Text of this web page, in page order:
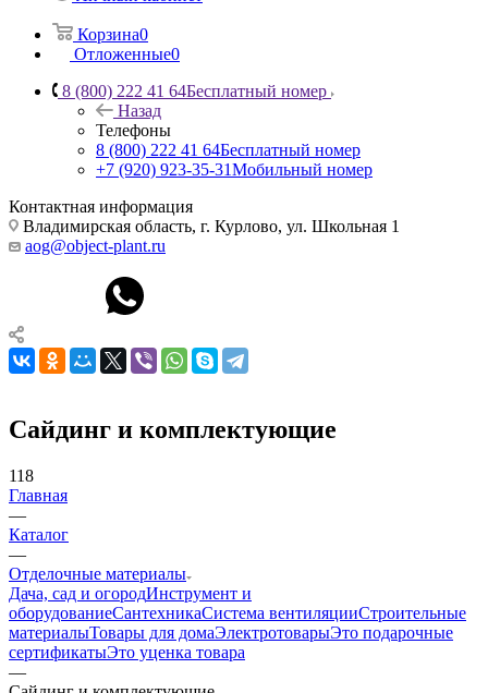
Корзина0
Отложенные0
8 (800) 222 41 64Бесплатный номер
Назад
Телефоны
8 (800) 222 41 64Бесплатный номер
+7 (920) 923-35-31Мобильный номер
Контактная информация
Владимирская область, г. Курлово, ул. Школьная 1
aog@object-plant.ru
Сайдинг и комплектующие
118
Главная
—
Каталог
—
Отделочные материалы
Дача, сад и огородИнструмент и
оборудованиеСантехникаСистема вентиляцииСтроительные
материалыТовары для домаЭлектротоварыЭто подарочные
сертификатыЭто уценка товара
—